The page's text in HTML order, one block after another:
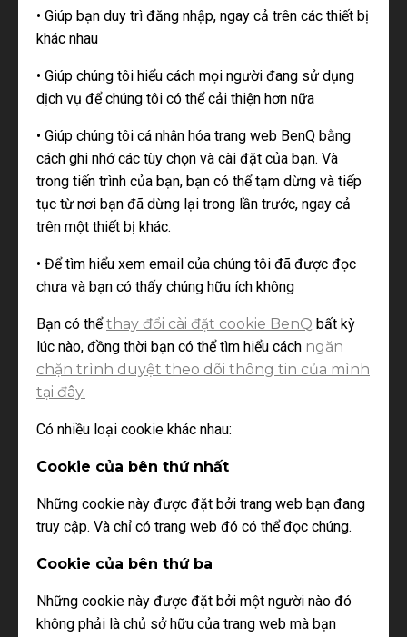
• Giúp bạn duy trì đăng nhập, ngay cả trên các thiết bị
khác nhau
• Giúp chúng tôi hiểu cách mọi người đang sử dụng
dịch vụ để chúng tôi có thể cải thiện hơn nữa
• Giúp chúng tôi cá nhân hóa trang web BenQ bằng
cách ghi nhớ các tùy chọn và cài đặt của bạn. Và
trong tiến trình của bạn, bạn có thể tạm dừng và tiếp
tục từ nơi bạn đã dừng lại trong lần trước, ngay cả
trên một thiết bị khác.
• Để tìm hiểu xem email của chúng tôi đã được đọc
chưa và bạn có thấy chúng hữu ích không
Bạn có thểthay đổi cài đặt cookie BenQ bất kỳ
lúc nào, đồng thời bạn có thể tìm hiểu cách ngăn
chặn trình duyệt theo dõi thông tin của mình
tại đây.
Có nhiều loại cookie khác nhau:
Cookie của bên thứ nhất
Những cookie này được đặt bởi trang web bạn đang
truy cập. Và chỉ có trang web đó có thể đọc chúng.
Cookie của bên thứ ba
Những cookie này được đặt bởi một người nào đó
không phải là chủ sở hữu của trang web mà bạn